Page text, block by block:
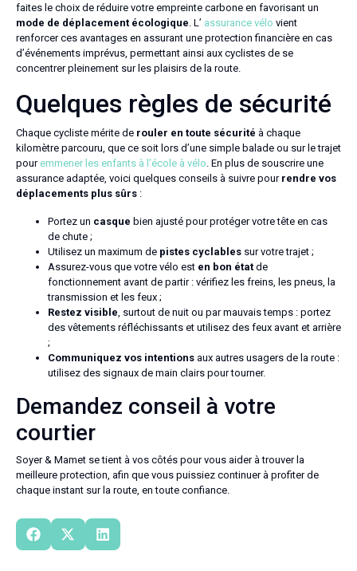
faites le choix de réduire votre empreinte carbone en favorisant un
mode de déplacement écologique. L’ assurance vélo vient
renforcer ces avantages en assurant une protection financière en cas
d’événements imprévus, permettant ainsi aux cyclistes de se
concentrer pleinement sur les plaisirs de la route.
Quelques règles de sécurité
Chaque cycliste mérite de rouler en toute sécurité à chaque
kilomètre parcouru, que ce soit lors d’une simple balade ou sur le trajet
pour emmener les enfants à l’école à vélo. En plus de souscrire une
assurance adaptée, voici quelques conseils à suivre pour rendre vos
déplacements plus sûrs :
Portez un casque bien ajusté pour protéger votre tête en cas
de chute ;
Utilisez un maximum de pistes cyclables sur votre trajet ;
Assurez-vous que votre vélo est en bon état de
fonctionnement avant de partir : vérifiez les freins, les pneus, la
transmission et les feux ;
Restez visible, surtout de nuit ou par mauvais temps : portez
des vêtements réfléchissants et utilisez des feux avant et arrière
;
Communiquez vos intentions aux autres usagers de la route :
utilisez des signaux de main clairs pour tourner.
Demandez conseil à votre
courtier
Soyer & Mamet se tient à vos côtés pour vous aider à trouver la
meilleure protection, afin que vous puissiez continuer à profiter de
chaque instant sur la route, en toute confiance.